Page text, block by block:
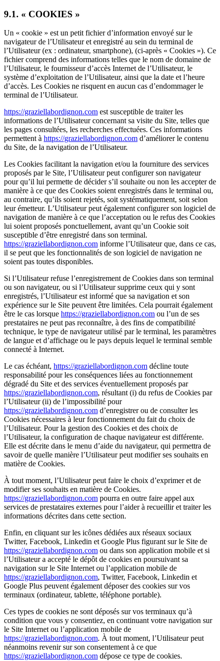
9.1. « COOKIES »
Un « cookie » est un petit fichier d’information envoyé sur le
navigateur de l’Utilisateur et enregistré au sein du terminal de
l’Utilisateur (ex : ordinateur, smartphone), (ci-après « Cookies »). Ce
fichier comprend des informations telles que le nom de domaine de
l’Utilisateur, le fournisseur d’accès Internet de l’Utilisateur, le
système d’exploitation de l’Utilisateur, ainsi que la date et l’heure
d’accès. Les Cookies ne risquent en aucun cas d’endommager le
terminal de l’Utilisateur.
https://graziellabordignon.com est susceptible de traiter les
informations de l’Utilisateur concernant sa visite du Site, telles que
les pages consultées, les recherches effectuées. Ces informations
permettent à https://graziellabordignon.com d’améliorer le contenu
du Site, de la navigation de l’Utilisateur.
Les Cookies facilitant la navigation et/ou la fourniture des services
proposés par le Site, l’Utilisateur peut configurer son navigateur
pour qu’il lui permette de décider s’il souhaite ou non les accepter de
manière à ce que des Cookies soient enregistrés dans le terminal ou,
au contraire, qu’ils soient rejetés, soit systématiquement, soit selon
leur émetteur. L’Utilisateur peut également configurer son logiciel de
navigation de manière à ce que l’acceptation ou le refus des Cookies
lui soient proposés ponctuellement, avant qu’un Cookie soit
susceptible d’être enregistré dans son terminal.
https://graziellabordignon.com informe l’Utilisateur que, dans ce cas,
il se peut que les fonctionnalités de son logiciel de navigation ne
soient pas toutes disponibles.
Si l’Utilisateur refuse l’enregistrement de Cookies dans son terminal
ou son navigateur, ou si l’Utilisateur supprime ceux qui y sont
enregistrés, l’Utilisateur est informé que sa navigation et son
expérience sur le Site peuvent être limitées. Cela pourrait également
être le cas lorsque https://graziellabordignon.com ou l’un de ses
prestataires ne peut pas reconnaître, à des fins de compatibilité
technique, le type de navigateur utilisé par le terminal, les paramètres
de langue et d’affichage ou le pays depuis lequel le terminal semble
connecté à Internet.
Le cas échéant, https://graziellabordignon.com décline toute
responsabilité pour les conséquences liées au fonctionnement
dégradé du Site et des services éventuellement proposés par
https://graziellabordignon.com, résultant (i) du refus de Cookies par
l’Utilisateur (ii) de l’impossibilité pour
https://graziellabordignon.com d’enregistrer ou de consulter les
Cookies nécessaires à leur fonctionnement du fait du choix de
l’Utilisateur. Pour la gestion des Cookies et des choix de
l’Utilisateur, la configuration de chaque navigateur est différente.
Elle est décrite dans le menu d’aide du navigateur, qui permettra de
savoir de quelle manière l’Utilisateur peut modifier ses souhaits en
matière de Cookies.
À tout moment, l’Utilisateur peut faire le choix d’exprimer et de
modifier ses souhaits en matière de Cookies.
https://graziellabordignon.com pourra en outre faire appel aux
services de prestataires externes pour l’aider à recueillir et traiter les
informations décrites dans cette section.
Enfin, en cliquant sur les icônes dédiées aux réseaux sociaux
Twitter, Facebook, Linkedin et Google Plus figurant sur le Site de
https://graziellabordignon.com ou dans son application mobile et si
l’Utilisateur a accepté le dépôt de cookies en poursuivant sa
navigation sur le Site Internet ou l’application mobile de
https://graziellabordignon.com, Twitter, Facebook, Linkedin et
Google Plus peuvent également déposer des cookies sur vos
terminaux (ordinateur, tablette, téléphone portable).
Ces types de cookies ne sont déposés sur vos terminaux qu’à
condition que vous y consentiez, en continuant votre navigation sur
le Site Internet ou l’application mobile de
https://graziellabordignon.com. À tout moment, l’Utilisateur peut
néanmoins revenir sur son consentement à ce que
https://graziellabordignon.com dépose ce type de cookies.